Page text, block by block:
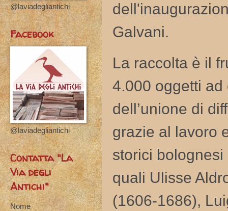
Galvani.
La raccolta è il
4.000 oggetti
dell’unione di
grazie al lavoro
storici
quali Ulisse
(1606-1686),
@laviadegliantichi
Facebook
@laviadegliantichi
Contatta "La
Via degli
Antichi"
Nome